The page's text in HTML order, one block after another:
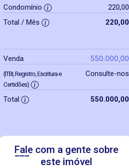
Condomínio
220,00
Total / Mês
220,00
Venda 550.000,00
(ITBI, Registro, Escritura e
Certidões)
Consulte-nos
Total 550.000,00
Fale com a gente sobre
este imóvel